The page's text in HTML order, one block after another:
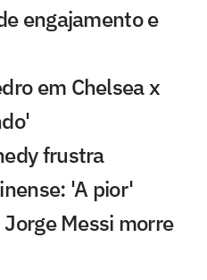
engajamento e
em Chelsea x
frustra
'A pior'
Messi morre